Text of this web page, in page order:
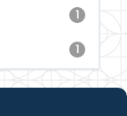
1
1